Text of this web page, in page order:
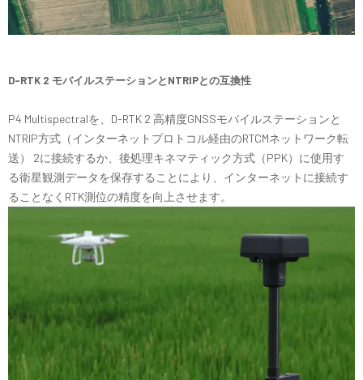
D-RTK 2 モバイルステーションとNTRIPとの互換性
P4 Multispectralを、D-RTK 2 高精度GNSSモバイルステーションと
NTRIP方式（インターネットプロトコル経由のRTCMネットワーク転
送） 2に接続するか、後処理キネマティック方式（PPK）に使用す
る衛星観測データを保存することにより、インターネットに接続す
ることなくRTK測位の精度を向上させます。